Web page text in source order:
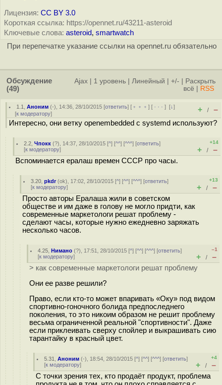
Лицензия: CC BY 3.0
Короткая ссылка: https://opennet.ru/43211-asteroid
Ключевые слова: asteroid, smartwatch
При перепечатке указание ссылки на opennet.ru обязательно
Обсуждение
(49)
Ajax 1 уровень Линейный +/-
Раскрыть
всё
RSS
1.1 ,Аноним (-), 14:36, 28/10/2015 [ответить] [ ﹢﹢﹢] [ · · ·][↓]
[к модератору] + / –
Интересно, они ветку openembedded с systemd используют?
2.2 ,Чпокк (?), 14:37, 28/10/2015 [^] [^^] [^^^] [ответить]
[к модератору]
+14
+ / –
Вспоминается ералаш времен СССР про часы.
3.20 ,pkdr(ok), 17:02, 28/10/2015 [^] [^^] [^^^] [ответить]
[к модератору]
+13
+ / –
Просто авторы Ералаша жили в советском
обществе и им даже в голову не могло придти, как
современные маркетологи решат проблему -
сделают часы, которые нужно ежедневно заряжать
несколько часов.
4.25 ,Нимано (?), 17:51, 28/10/2015 [^] [^^] [^^^] [ответить]
[к модератору]
–1
+ / –
> как современные маркетологи решат проблему
Они ее разве решили?
Право, если кто-то может впаривать «Оку» под видом
спортивно-гоночного болида предпоследнего
поколения, то это никоим образом не решит проблему
весьма ограниченной реальной "спортивности". Даже
если приклеивать сверху спойлер и выкрашивать сию
тарантайку в красный цвет.
5.31 ,Аноним (-), 18:54, 28/10/2015 [^] [^^] [^^^] [ответить]
[к модератору]
+4
+ / –
С точки зрения тех, кто продаёт продукт, проблема